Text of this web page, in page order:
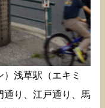
浅草駅（エキミ
通り、江戸通り、馬